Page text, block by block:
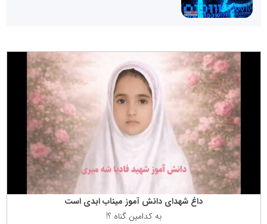
داغ شهدای دانش آموز میناب ابدی است
به كدامین گناه ؟!